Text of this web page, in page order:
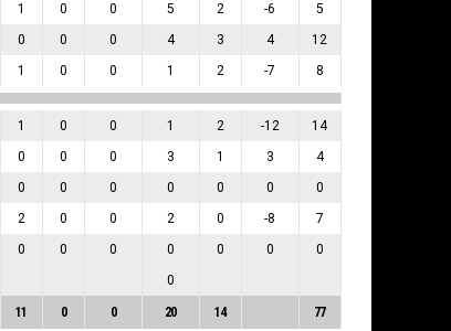
1 0 0 5 2 -6 5
0 0 0 4 3 4 12
1 0 0 1 2 -7 8
1 0 0 1 2 -12 14
0 0 0 3 1 3 4
0 0 0 0 0 0 0
2 0 0 2 0 -8 7
0 0 0 0 0 0
0
0
11 0 0 20 14 77